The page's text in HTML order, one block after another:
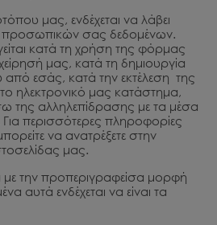
μας, ενδέχεται να λάβει
προσωπικών σας δεδομένων.
κατά τη χρήση της φόρμας
μας, κατά τη δημιουργία
εσάς, κατά την εκτέλεση της
ηλεκτρονικό μας κατάστημα,
της αλληλεπίδρασης με τα μέσα
περισσότερες πληροφορίες
να ανατρέξετε στην
μας.
με την προπεριγραφείσα μορφή
αυτά ενδέχεται να είναι τα